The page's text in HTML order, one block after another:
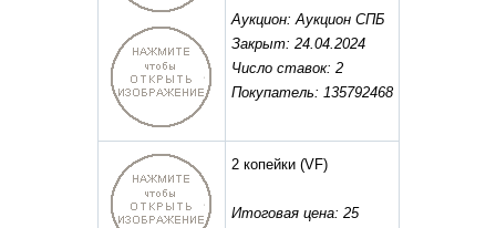
Аукцион: Аукцион СПБ
Закрыт: 24.04.2024
Число ставок: 2
Покупатель: 135792468
2 копейки (VF)
Итоговая цена: 25